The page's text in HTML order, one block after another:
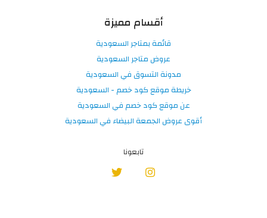
أقسام مميزة
قائمة بمتاجر السعودية
عروض متاجر السعودية
مدونة التسوق في السعودية
خريطة موقع كود خصم - السعودية
عن موقع كود خصم في السعودية
أقوى عروض الجمعة البيضاء في السعودية
تابعونا